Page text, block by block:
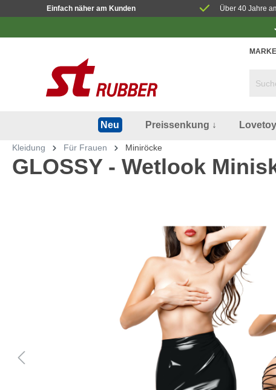
Einfach näher am Kunden Über 40 Jahre
Neu Preissenkung ↓
Kleidung Für Frauen Miniröcke
GLOSSY - Wetlook